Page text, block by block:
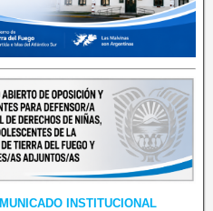
INSTITUCIONAL